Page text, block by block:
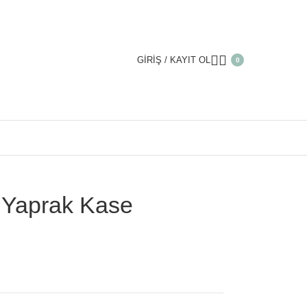
GIRIŞ / KAYIT OL 0
Kase
Kase